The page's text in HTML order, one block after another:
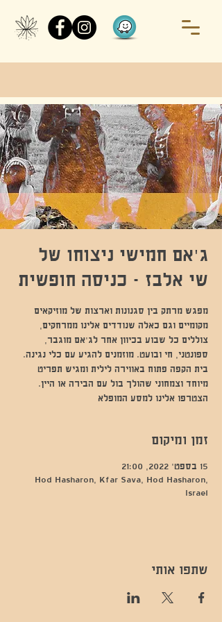
ג'אם חמישי ניצוחו של
שי אלבז - כניסה חופשית
מפגש מרתק בין סגנונות וארצות של מוזיקאים
מקומיים וגם כאלה שנודדים אלינו ממרחקים,
צוללים כל שבוע בכיוון אחר לג'אם מוגבר,
ספונטני, חי ובועט. מוזמנים להגיע עם כלי נגינה.
בית הקפה פתוח באווירה לילית ומגיש תפריט
מיוחד וצמחוני שהולך בול עם הבירה או היין.
הצטרפו אלינו למסע המופלא
זמן ומיקום
15 בספט׳ 2022, 21:00
Hod Hasharon, Kfar Sava, Hod Hasharon,
Israel
שתפו אותי